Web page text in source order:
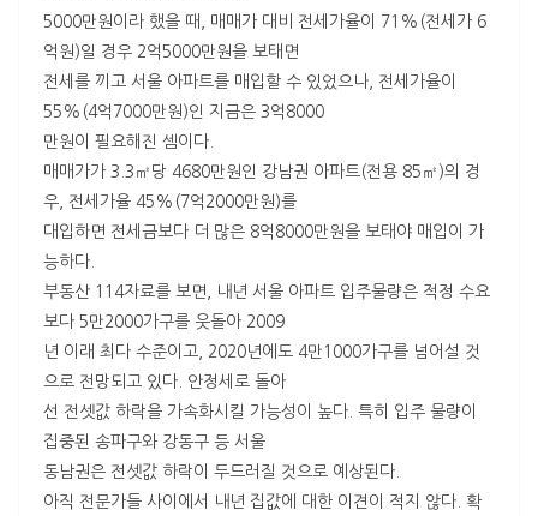
5000만원이라 했을 때, 매매가 대비 전세가율이 71%(전세가 6
억원)일 경우 2억5000만원을 보태면
전세를 끼고 서울 아파트를 매입할 수 있었으나, 전세가율이
55%(4억7000만원)인 지금은 3억8000
만원이 필요해진 셈이다.
매매가가 3.3㎡당 4680만원인 강남권 아파트(전용 85㎡)의 경
우, 전세가율 45%(7억2000만원)를
대입하면 전세금보다 더 많은 8억8000만원을 보태야 매입이 가
능하다.
부동산 114자료를 보면, 내년 서울 아파트 입주물량은 적정 수요
보다 5만2000가구를 웃돌아 2009
년 이래 최다 수준이고, 2020년에도 4만1000가구를 넘어설 것
으로 전망되고 있다. 안정세로 돌아
선 전셋값 하락을 가속화시킬 가능성이 높다. 특히 입주 물량이
집중된 송파구와 강동구 등 서울
동남권은 전셋값 하락이 두드러질 것으로 예상된다.
아직 전문가들 사이에서 내년 집값에 대한 이견이 적지 않다. 확